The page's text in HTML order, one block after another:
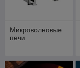
Микроволновые
печи